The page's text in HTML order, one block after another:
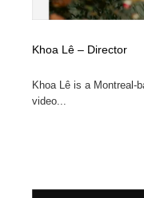
Khoa Lê – Director
Khoa Lê is a Montreal-
video...